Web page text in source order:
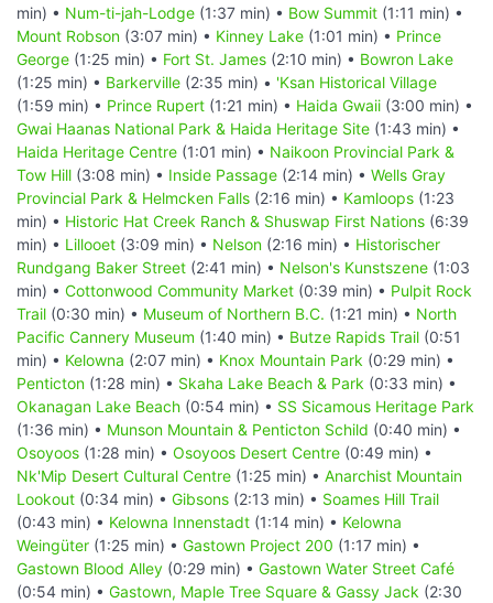
min) • Num-ti-jah-Lodge (1:37 min) • Bow Summit (1:11 min) •
Mount Robson (3:07 min) • Kinney Lake (1:01 min) • Prince
George (1:25 min) • Fort St. James (2:10 min) • Bowron Lake
(1:25 min) • Barkerville (2:35 min) • 'Ksan Historical Village
(1:59 min) • Prince Rupert (1:21 min) • Haida Gwaii (3:00 min) •
Gwai Haanas National Park & Haida Heritage Site (1:43 min) •
Haida Heritage Centre (1:01 min) • Naikoon Provincial Park &
Tow Hill (3:08 min) • Inside Passage (2:14 min) • Wells Gray
Provincial Park & Helmcken Falls (2:16 min) • Kamloops (1:23
min) • Historic Hat Creek Ranch & Shuswap First Nations (6:39
min) • Lillooet (3:09 min) • Nelson (2:16 min) • Historischer
Rundgang Baker Street (2:41 min) • Nelson's Kunstszene (1:03
min) • Cottonwood Community Market (0:39 min) • Pulpit Rock
Trail (0:30 min) • Museum of Northern B.C. (1:21 min) • North
Pacific Cannery Museum (1:40 min) • Butze Rapids Trail (0:51
min) • Kelowna (2:07 min) • Knox Mountain Park (0:29 min) •
Penticton (1:28 min) • Skaha Lake Beach & Park (0:33 min) •
Okanagan Lake Beach (0:54 min) • SS Sicamous Heritage Park
(1:36 min) • Munson Mountain & Penticton Schild (0:40 min) •
Osoyoos (1:28 min) • Osoyoos Desert Centre (0:49 min) •
Nk'Mip Desert Cultural Centre (1:25 min) • Anarchist Mountain
Lookout (0:34 min) • Gibsons (2:13 min) • Soames Hill Trail
(0:43 min) • Kelowna Innenstadt (1:14 min) • Kelowna
Weingüter (1:25 min) • Gastown Project 200 (1:17 min) •
Gastown Blood Alley (0:29 min) • Gastown Water Street Café
(0:54 min) • Gastown, Maple Tree Square & Gassy Jack (2:30